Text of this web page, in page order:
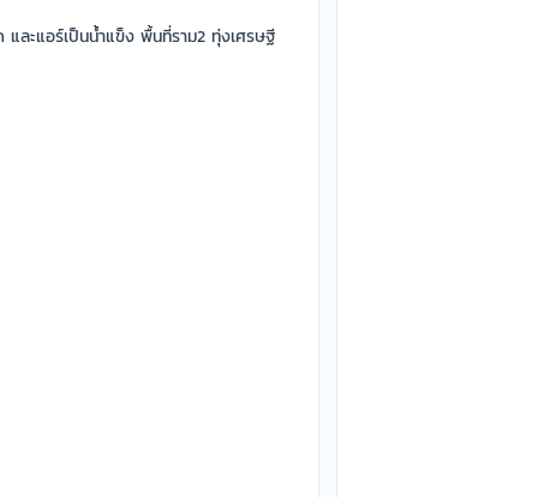
และแอร์เป็นน้ำแข็ง พื้นที่ราม2 ทุ่งเศรษฐี